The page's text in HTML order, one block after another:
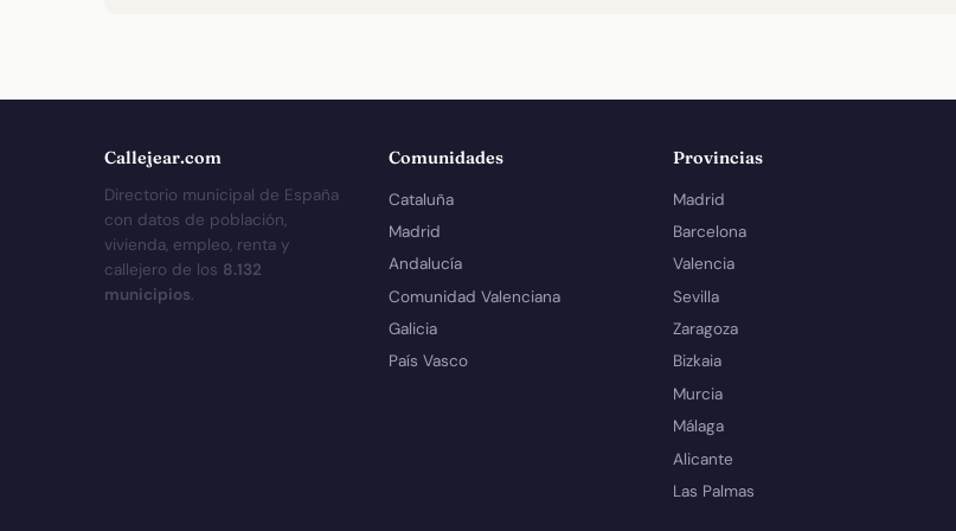
Callejear.com
Directorio municipal de España
con datos de población,
vivienda, empleo, renta y
callejero de los 8.132
municipios.
Comunidades
Cataluña
Madrid
Andalucía
Comunidad Valenciana
Galicia
País Vasco
Provincias
Madrid
Barcelona
Valencia
Sevilla
Zaragoza
Bizkaia
Murcia
Málaga
Alicante
Las Palmas